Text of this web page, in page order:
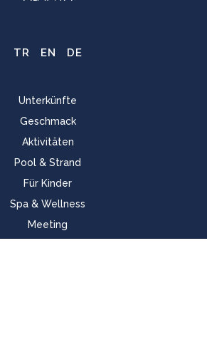
TR EN DE
Unterkünfte
Geschmack
Aktivitäten
Pool & Strand
Für Kinder
Spa & Wellness
Meeting